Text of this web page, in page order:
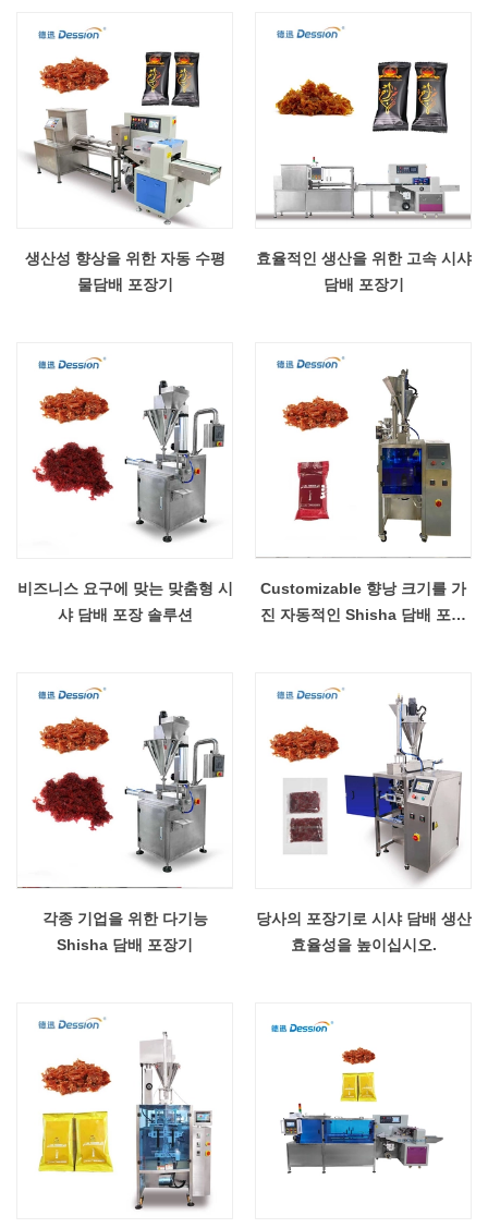
생산성 향상을 위한 자동 수평
물담배 포장기
효율적인 생산을 위한 고속 시샤
담배 포장기
비즈니스 요구에 맞는 맞춤형 시
샤 담배 포장 솔루션
Customizable 향낭 크기를 가
진 자동적인 Shisha 담배 포장
각종 기업을 위한 다기능
Shisha 담배 포장기
당사의 포장기로 시샤 담배 생산
효율성을 높이십시오.